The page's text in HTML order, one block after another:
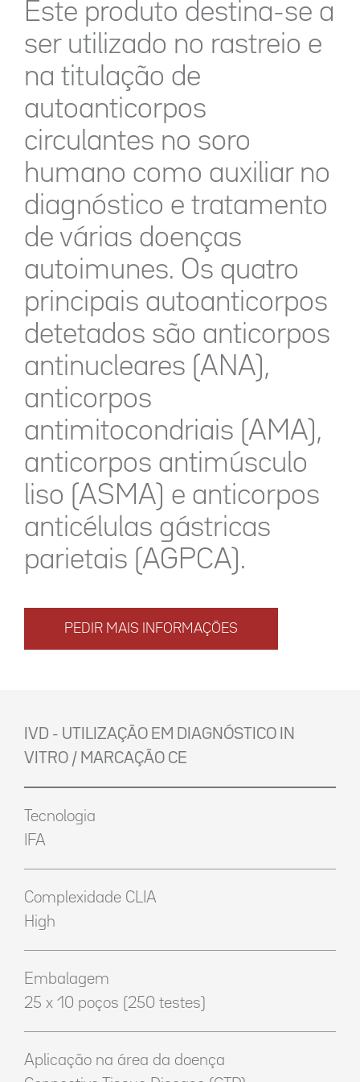
Este produto destina-se a
ser utilizado no rastreio e
na titulação de
autoanticorpos
circulantes no soro
humano como auxiliar no
diagnóstico e tratamento
de várias doenças
autoimunes. Os quatro
principais autoanticorpos
detetados são anticorpos
antinucleares (ANA),
anticorpos
antimitocondriais (AMA),
anticorpos antimúsculo
liso (ASMA) e anticorpos
anticélulas gástricas
parietais (AGPCA).
PEDIR MAIS INFORMAÇÕES
IVD - UTILIZAÇÃO EM DIAGNÓSTICO IN
VITRO / MARCAÇÃO CE
Tecnologia
IFA
Complexidade CLIA
High
Embalagem
25 x 10 poços (250 testes)
Aplicação na área da doença